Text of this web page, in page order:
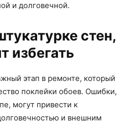
и долговечной.
стен,
избегать
этап в ремонте, который
поклейки обоев. Ошибки,
могут привести к
и внешним